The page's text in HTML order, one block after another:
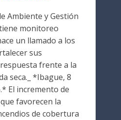
Ambiente y Gestión
monitoreo
un llamado a los
sus
frente a la
seca._ *Ibague, 8
El incremento de
favorecen la
de cobertura